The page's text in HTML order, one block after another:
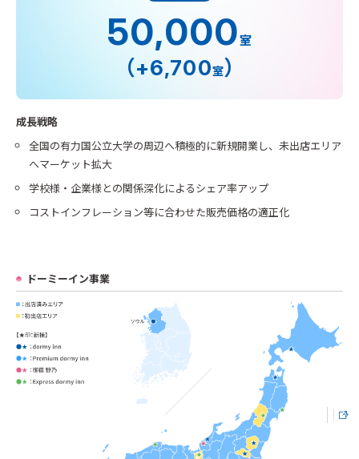
50,000室
（+6,700室）
成長戦略
全国の有力国公立大学の周辺へ積極的に新規開業し、未出店エリア
へマーケット拡大
学校様・企業様との関係深化によるシェア率アップ
コストインフレーション等に合わせた販売価格の適正化
ドーミーイン事業